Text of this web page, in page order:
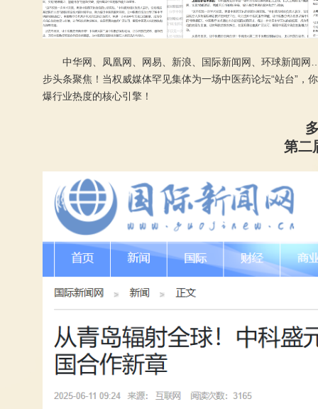
中华网、凤凰网、网易、新浪、国际新闻网、环球新闻
步头条聚焦！当权威媒体罕见集体为一场中医药论坛“站台”，
爆行业热度的核心引擎！
第二